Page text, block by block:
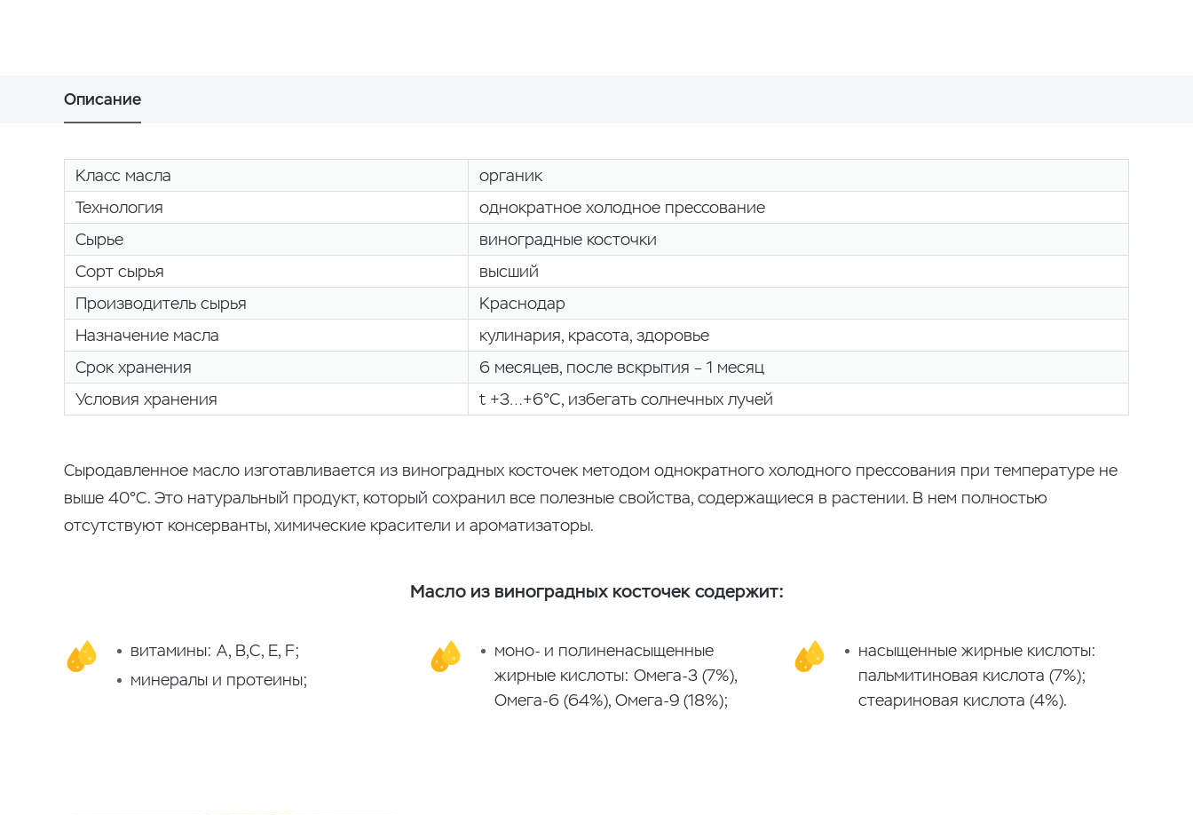
Описание
Класс масла
органик
Технология
однократное холодное прессование
Сырье
виноградные косточки
Сорт сырья
высший
Производитель сырья
Краснодар
Назначение масла
кулинария, красота, здоровье
Срок хранения
6 месяцев, после вскрытия – 1 месяц
Условия хранения
t +3…+6°С, избегать солнечных лучей
Сыродавленное масло изготавливается из виноградных косточек методом однократного холодного прессования при температуре не
выше 40°С. Это натуральный продукт, который сохранил все полезные свойства, содержащиеся в растении. В нем полностью
отсутствуют консерванты, химические красители и ароматизаторы.
Масло из виноградных косточек содержит:
витамины: А, В,С, E, F;
минералы и протеины;
моно- и полиненасыщенные
жирные кислоты: Омега-3 (7%),
Омега-6 (64%), Омега-9 (18%);
насыщенные жирные кислоты:
пальмитиновая кислота (7%);
стеариновая кислота (4%).